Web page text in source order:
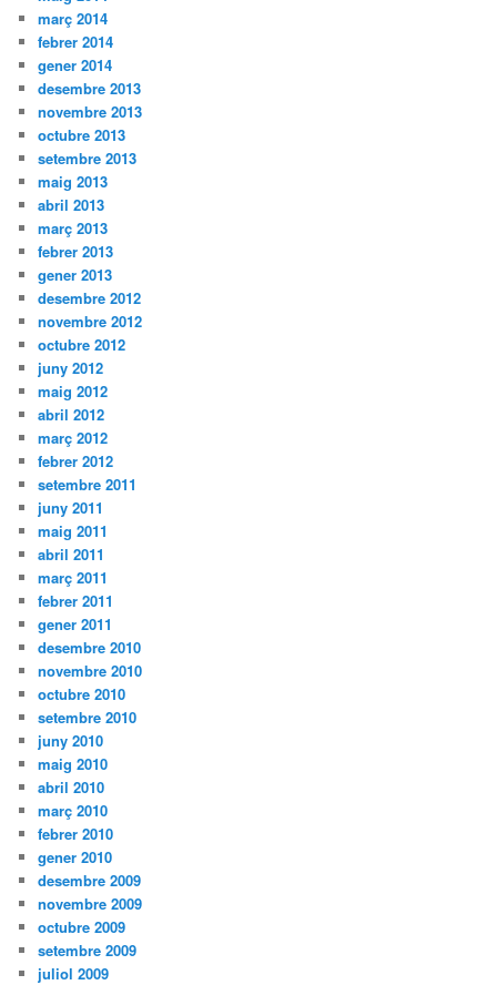
març 2014
febrer 2014
gener 2014
desembre 2013
novembre 2013
octubre 2013
setembre 2013
maig 2013
abril 2013
març 2013
febrer 2013
gener 2013
desembre 2012
novembre 2012
octubre 2012
juny 2012
maig 2012
abril 2012
març 2012
febrer 2012
setembre 2011
juny 2011
maig 2011
abril 2011
març 2011
febrer 2011
gener 2011
desembre 2010
novembre 2010
octubre 2010
setembre 2010
juny 2010
maig 2010
abril 2010
març 2010
febrer 2010
gener 2010
desembre 2009
novembre 2009
octubre 2009
setembre 2009
juliol 2009